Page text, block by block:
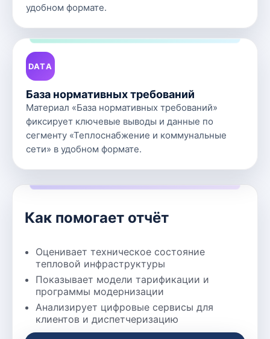
Как помогает отчёт
Оценивает техническое состояние
тепловой инфраструктуры
Показывает модели тарификации и
программы модернизации
Анализирует цифровые сервисы для
клиентов и диспетчеризацию
удобном формате.
DATA
База нормативных требований
Материал «База нормативных требований»
фиксирует ключевые выводы и данные по
сегменту «Теплоснабжение и коммунальные
сети» в удобном формате.